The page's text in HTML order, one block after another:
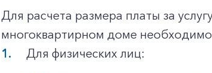
Для расчета размера платы за
многоквартирном доме
Для физических лиц: